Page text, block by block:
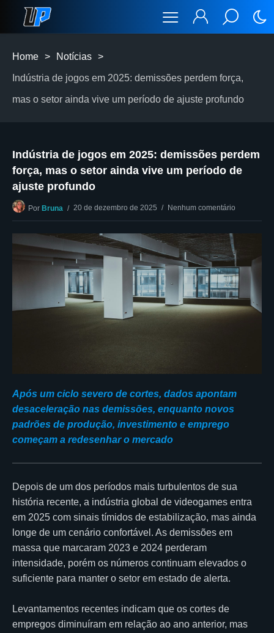
Home > Notícias >
Indústria de jogos em 2025: demissões perdem força,
mas o setor ainda vive um período de ajuste profundo
Indústria de jogos em 2025: demissões perdem
força, mas o setor ainda vive um período de
ajuste profundo
Por Bruna 20 de dezembro de 2025 Nenhum comentário
Após um ciclo severo de cortes, dados apontam
desaceleração nas demissões, enquanto novos
padrões de produção, investimento e emprego
começam a redesenhar o mercado
Depois de um dos períodos mais turbulentos de sua
história recente, a indústria global de videogames entra
em 2025 com sinais tímidos de estabilização, mas ainda
longe de um cenário confortável. As demissões em
massa que marcaram 2023 e 2024 perderam
intensidade, porém os números continuam elevados o
suficiente para manter o setor em estado de alerta.
Levantamentos recentes indicam que os cortes de
empregos diminuíram em relação ao ano anterior, mas